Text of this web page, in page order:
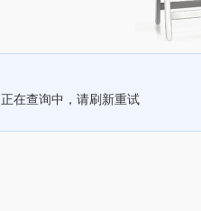
正在查询中，请刷新重试